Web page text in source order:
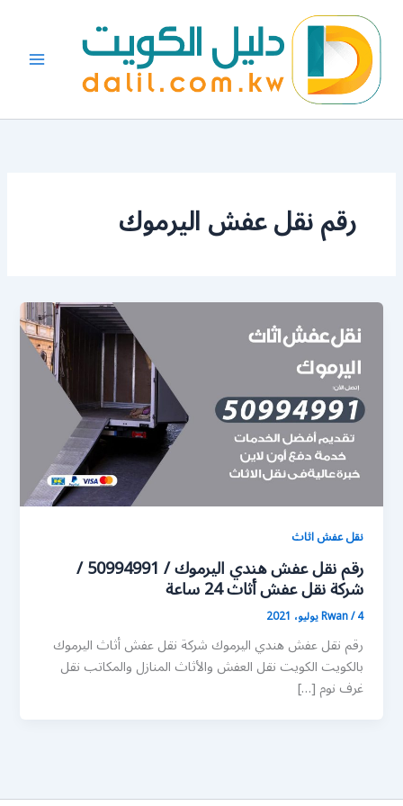
المحتوى
رقم نقل عفش اليرموك
نقل عفش اثاث
رقم نقل عفش هندي اليرموك / 50994991 /
شركة نقل عفش أثاث 24 ساعة
Rwan/4 يوليو، 2021
رقم نقل عفش هندي اليرموك شركة نقل عفش أثاث اليرموك
بالكويت الكويت نقل العفش والأثاث المنازل والمكاتب نقل
غرف نوم […]